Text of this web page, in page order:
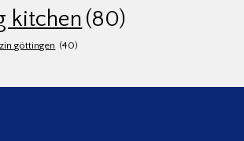
kitchen (80)
göttingen (40)